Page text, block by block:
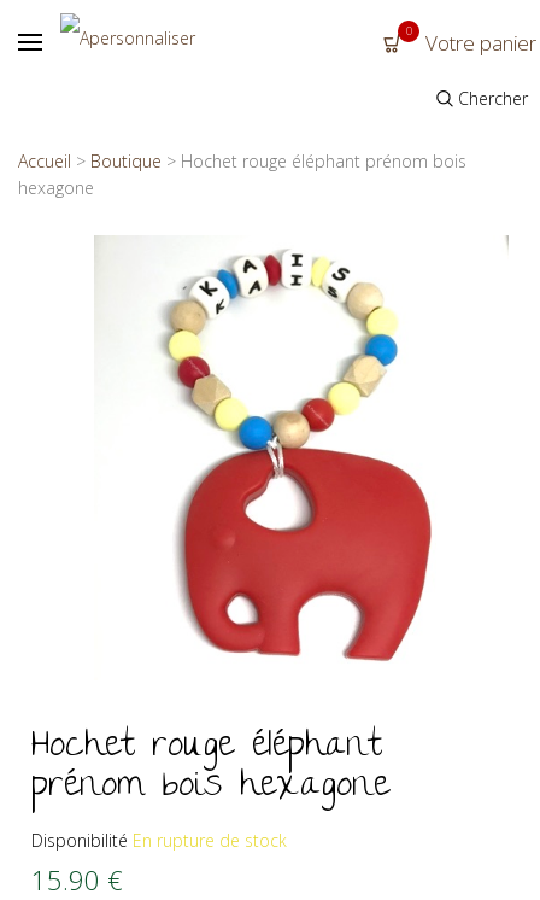
0 Votre panier
Chercher
Accueil > Boutique > Hochet rouge éléphant prénom bois
hexagone
Hochet rouge éléphant
prénom bois hexagone
Disponibilité En rupture de stock
15.90 €